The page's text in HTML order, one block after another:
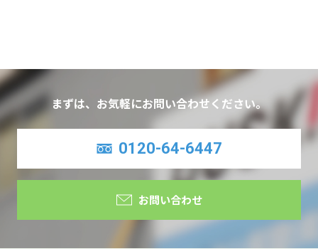
まずは、お気軽にお問い合わせください。
0120-64-6447
お問い合わせ